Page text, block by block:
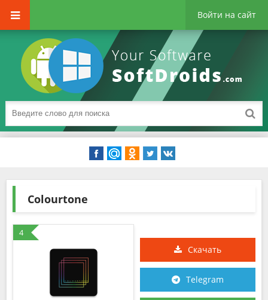
Войти на сайт
Colourtone
4
Скачать
Telegram